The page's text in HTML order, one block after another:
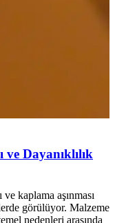
Dayanıklılık
kaplama aşınması
görülüyor. Malzeme
nedenleri arasında